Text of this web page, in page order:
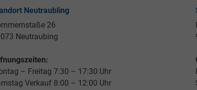
Neutraubling
26
Neutraubing
– Freitag 7:30 – 17:30 Uhr
Verkauf 8:00 – 12:00 Uhr